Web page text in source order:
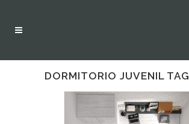
DORMITORIO JUVENIL TAG